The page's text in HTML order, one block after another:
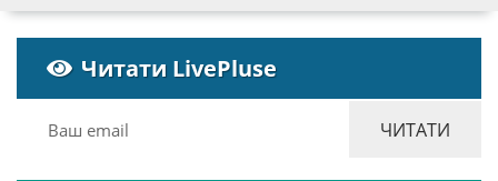
Читати LivePluse